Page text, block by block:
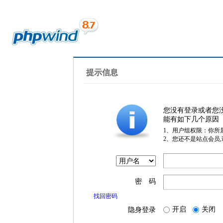
提示信息
您没有登录或者您
能有如下几个原因
1、用户组权限：你所
2、您还不是站点会员
密 码
找回密码
隐身登录 开启 关闭